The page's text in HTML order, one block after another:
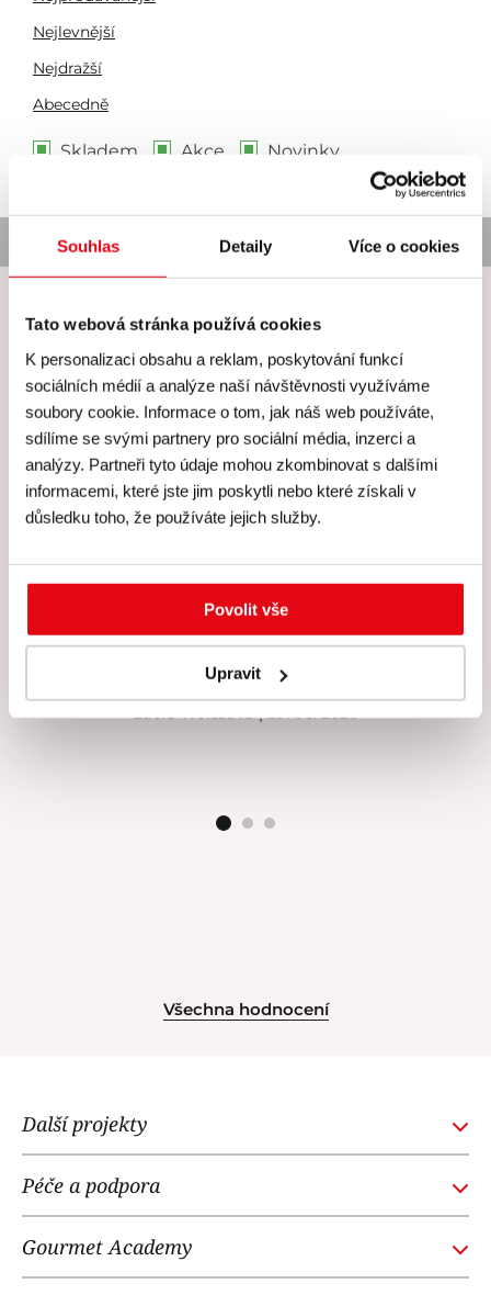
Souhlas Detaily Více o cookies
Tato webová stránka používá cookies
K personalizaci obsahu a reklam, poskytování funkcí
sociálních médií a analýze naší návštěvnosti využíváme
soubory cookie. Informace o tom, jak náš web používáte,
sdílíme se svými partnery pro sociální média, inzerci a
analýzy. Partneři tyto údaje mohou zkombinovat s dalšími
informacemi, které jste jim poskytli nebo které získali v
důsledku toho, že používáte jejich služby.
Povolit vše
Upravit
Nejlevnější
Nejdražší
Abecedně
Skladem Akce Novinky
Nebyl nalezen žádný produkt
Hodnocení Gourmet Academy
Hodnocení: 4.9 (216)
upéct korpus. Besky je skvělá, krásně vše vysvětlí,
pomůže, poradí, pod jejím dohledem zvládne dort snad
Lucie Weissová| 29. 06. 2026
Všechna hodnocení
Další projekty
NOI RESTAURANT
WE LOVE DOGS
Péče a podpora
Gourmet Academy